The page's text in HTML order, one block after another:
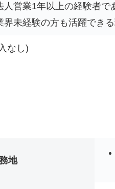
営業1年以上の経験者で
未経験の方も活躍でき
なし)
地